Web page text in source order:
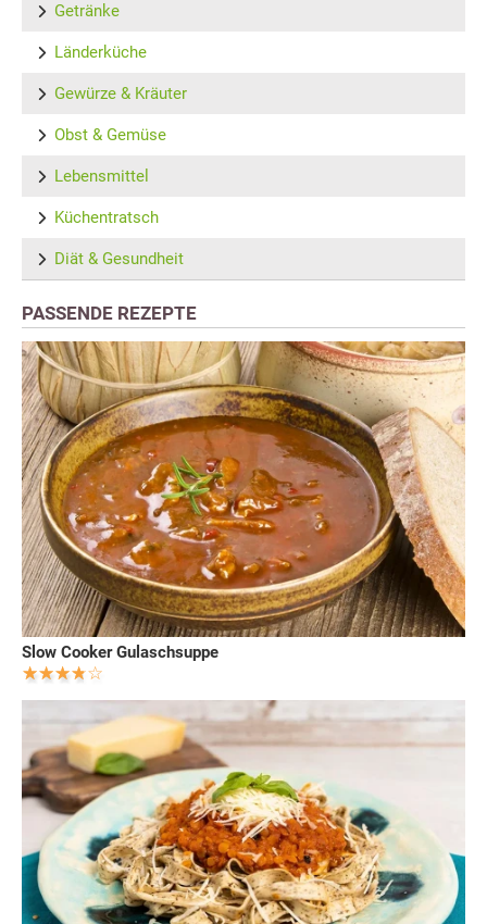
Getränke
Länderküche
Gewürze & Kräuter
Obst & Gemüse
Lebensmittel
Küchentratsch
Diät & Gesundheit
PASSENDE REZEPTE
Slow Cooker Gulaschsuppe